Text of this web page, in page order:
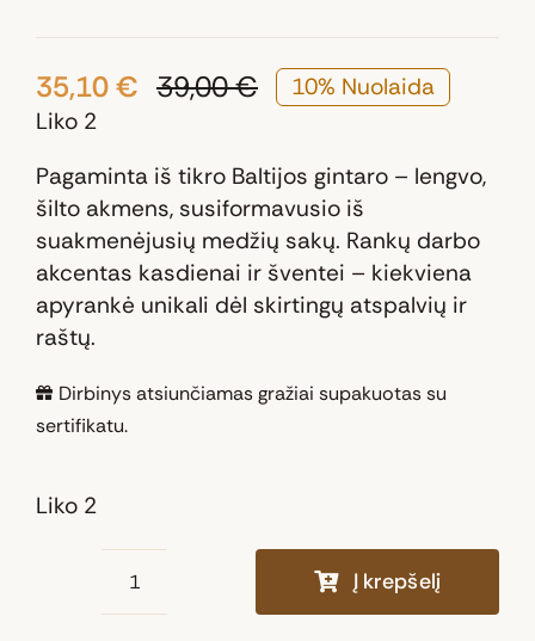
39,00€Original
was:
39,00 €.
35,10€
Current
is:
35,10 €.
10% Nuolaida
Liko 2
Pagaminta iš tikro Baltijos gintaro – lengvo,
šilto akmens, susiformavusio iš
suakmenėjusių medžių sakų. Rankų darbo
akcentas kasdienai ir šventei – kiekviena
apyrankė unikali dėl skirtingų atspalvių ir
raštų.
Dirbinys atsiunčiamas gražiai supakuotas su
sertifikatu.
Liko 2
produkto
Į krepšelį